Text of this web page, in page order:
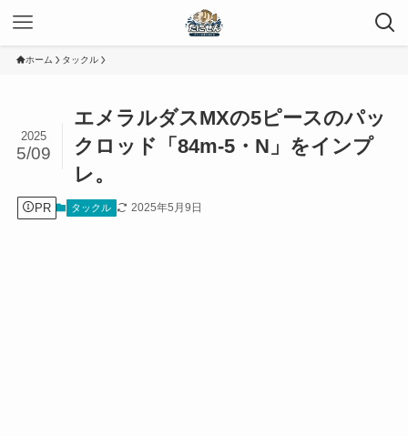
ホーム タックル
エメラルダスMXの5ピースのパッ
クロッド「84m-5・N」をインプ
レ。
2025
5/09
PR タックル 2025年5月9日